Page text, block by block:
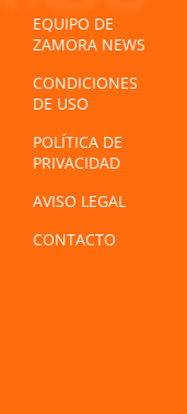
EQUIPO DE
ZAMORA NEWS
CONDICIONES
DE USO
POLÍTICA DE
PRIVACIDAD
AVISO LEGAL
CONTACTO